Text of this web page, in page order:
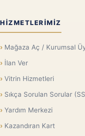
HIZMETLERIMIZ
Mağaza Aç / Kurumsal
İlan Ver
Vitrin Hizmetleri
Sıkça Sorulan Sorular
Yardım Merkezi
Kazandıran Kart